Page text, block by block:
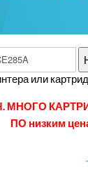
или
МНОГО
ПО низким